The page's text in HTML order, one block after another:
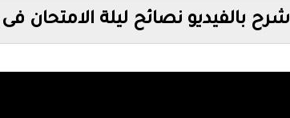
شرح بالفيديو نصائح ليلة الامتحان فى